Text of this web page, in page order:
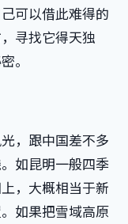
可以借此难得的
寻找它得天独
。
，跟中国差不多
如昆明一般四季
，大概相当于新
如果把雪域高原